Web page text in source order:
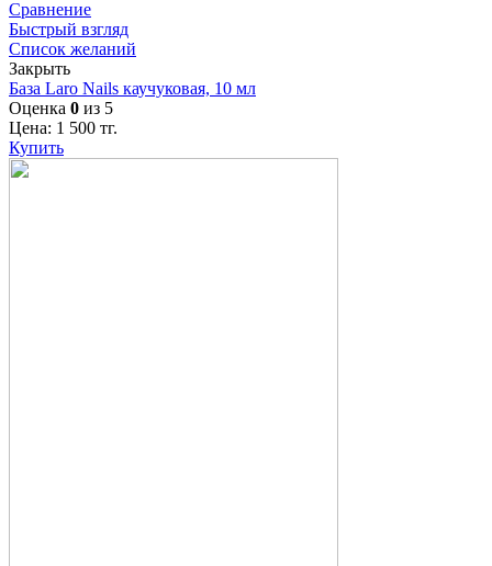
Сравнение
Быстрый взгляд
Список желаний
Закрыть
База Laro Nails каучуковая, 10 мл
Оценка 0 из 5
Цена: 1 500 тг.
Купить